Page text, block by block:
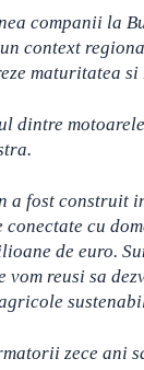
companii la
context
maturitatea
dintre
a fost construit
cu
de euro.
vom reusi sa
zece ani